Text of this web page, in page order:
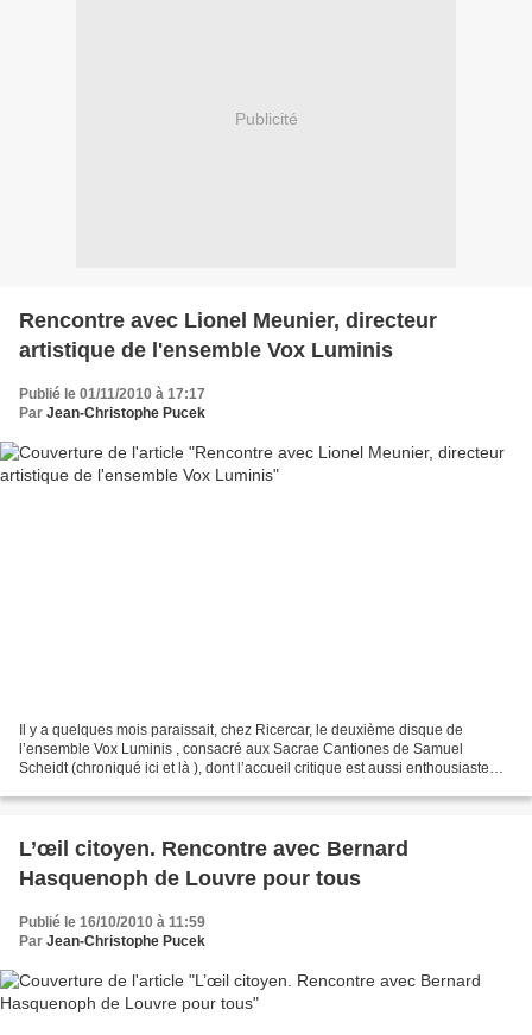
Publicité
Rencontre avec Lionel Meunier, directeur
artistique de l'ensemble Vox Luminis
Publié le 01/11/2010 à 17:17
Par Jean-Christophe Pucek
Il y a quelques mois paraissait, chez Ricercar, le deuxième disque de
l’ensemble Vox Luminis , consacré aux Sacrae Cantiones de Samuel
Scheidt (chroniqué ici et là ), dont l’accueil critique est aussi enthousiaste
L’œil citoyen. Rencontre avec Bernard
Hasquenoph de Louvre pour tous
Publié le 16/10/2010 à 11:59
Par Jean-Christophe Pucek